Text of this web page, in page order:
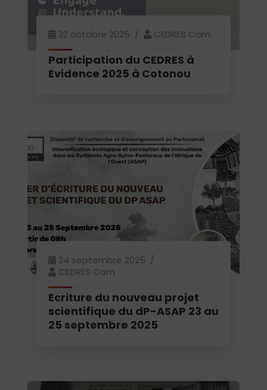
22 octobre 2025 CEDRES Com
Participation du CEDRES à
Evidence 2025 à Cotonou
24 septembre 2025
CEDRES Com
Ecriture du nouveau projet
scientifique du dP-ASAP 23 au
25 septembre 2025